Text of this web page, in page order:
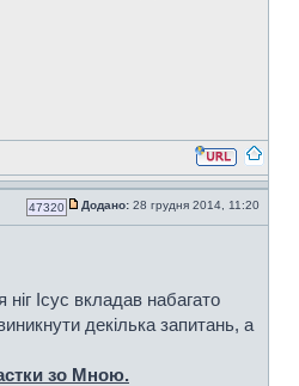
47320 Додано: 28 грудня 2014, 11:20
Ісус вкладав набагато
декілька запитань, а
зо Мною.